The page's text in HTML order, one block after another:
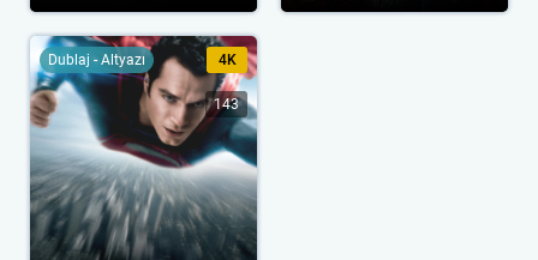
Dublaj - Altyazı 4K
143